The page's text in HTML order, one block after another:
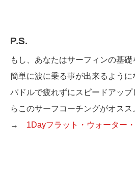
P.S.
もし、あなたはサーフィンの基
簡単に波に乗る事が出来るように
パドルで疲れずにスピードアッ
らこのサーフコーチングがオスス
→ 1Dayフラット・ウォーター